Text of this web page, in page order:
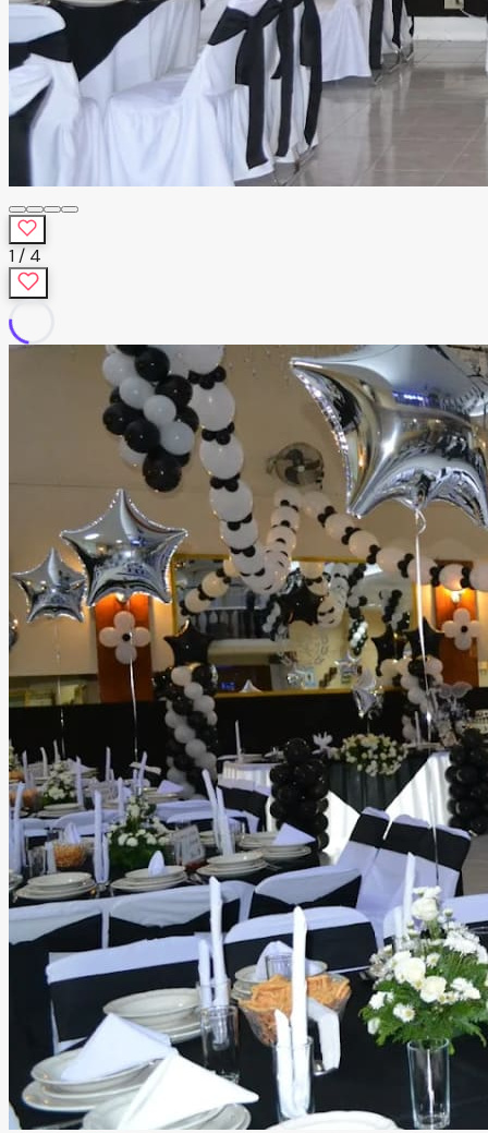
1 / 4
Salón Gardel
Ciudad de México, Ciudad de México Salón
Información
Experiencia, confianza y servicio que marcan la diferencia.
Con más de 20 años en el sector, brindamos atención
profesional y un trato cálido para garantizar eventos
exitosos.
Tipos de eventos